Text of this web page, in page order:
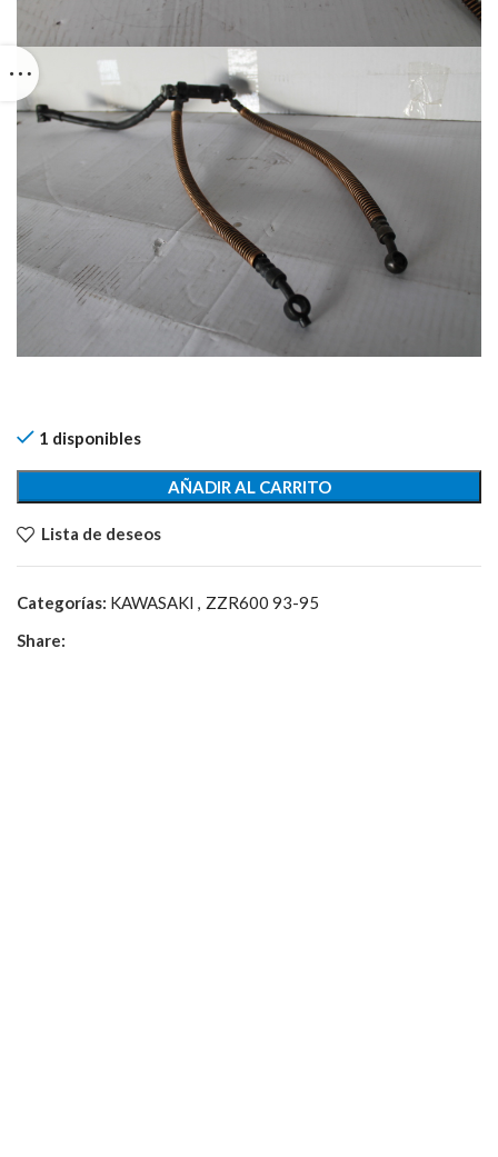
1 disponibles
AÑADIR AL CARRITO
Lista de deseos
Categorías: KAWASAKI , ZZR600 93-95
Share: